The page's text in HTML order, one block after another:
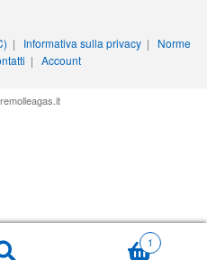
1
| Informativa sulla privacy | Norme
| Account